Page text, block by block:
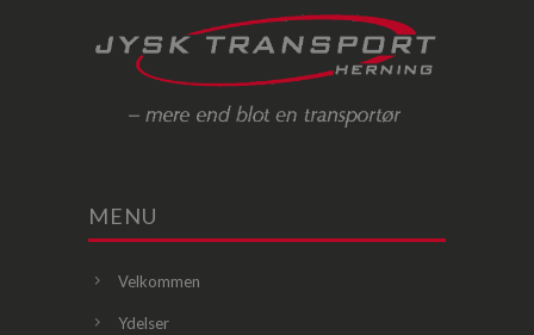
MENU
Velkommen
Ydelser